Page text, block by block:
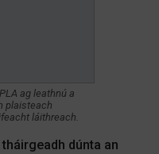
ag leathnú a
plaisteach
láithreach.
dúnta an